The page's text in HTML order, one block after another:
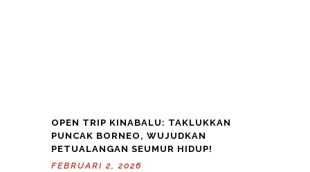
OPEN TRIP KINABALU: TAKLUKKAN
PUNCAK BORNEO, WUJUDKAN
PETUALANGAN SEUMUR HIDUP!
FEBRUARI 2, 2026